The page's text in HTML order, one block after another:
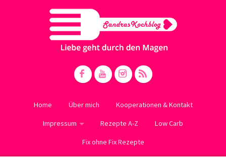
Home Über mich Kooperationen & Kontakt
Impressum Rezepte A-Z Low Carb
Fix ohne Fix Rezepte